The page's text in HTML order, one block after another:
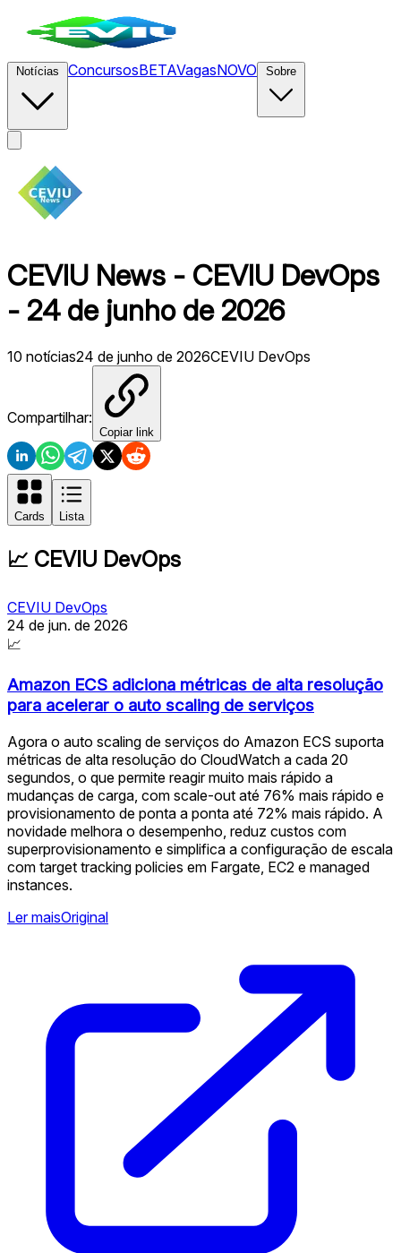
ConcursosBETAVagasNOVO
CEVIU News - CEVIU DevOps
- 24 de junho de 2026
10 notícias24 de junho de 2026CEVIU DevOps
Compartilhar:
Copiar link
Cards Lista
📈 CEVIU DevOps
CEVIU DevOps
24 de jun. de 2026
📈
Amazon ECS adiciona métricas de alta resolução
para acelerar o auto scaling de serviços
Agora o auto scaling de serviços do Amazon ECS suporta
métricas de alta resolução do CloudWatch a cada 20
segundos, o que permite reagir muito mais rápido a
mudanças de carga, com scale-out até 76% mais rápido e
provisionamento de ponta a ponta até 72% mais rápido. A
novidade melhora o desempenho, reduz custos com
superprovisionamento e simplifica a configuração de escala
com target tracking policies em Fargate, EC2 e managed
instances.
Ler maisOriginal